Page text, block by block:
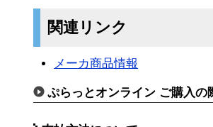
関連リンク
メーカ商品情報
ぷらっとオンライン ご購入の